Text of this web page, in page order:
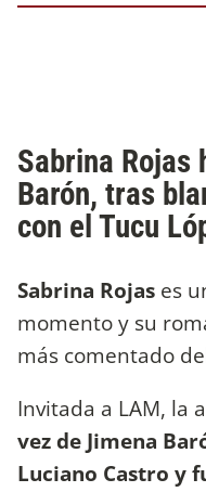
Sabrina Rojas
Barón, tras
con el Tucu
Sabrina Rojas es
momento y su
más comentado
Invitada a LAM, la
vez de Jimena
Luciano Castro y